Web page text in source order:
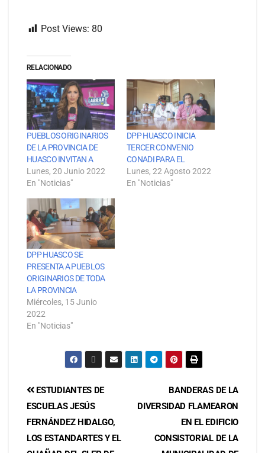
Post Views: 80
RELACIONADO
PUEBLOS ORIGINARIOS
DE LA PROVINCIA DE
HUASCO INVITAN A
Lunes, 20 Junio 2022
En "Noticias"
DPP HUASCO INICIA
TERCER CONVENIO
CONADI PARA EL
Lunes, 22 Agosto 2022
En "Noticias"
DPP HUASCO SE
PRESENTA A PUEBLOS
ORIGINARIOS DE TODA
LA PROVINCIA
Miércoles, 15 Junio
2022
En "Noticias"
BANDERAS DE LA
DIVERSIDAD FLAMEARON
EN EL EDIFICIO
CONSISTORIAL DE LA
ESTUDIANTES DE
ESCUELAS JESÚS
FERNÁNDEZ HIDALGO,
LOS ESTANDARTES Y EL